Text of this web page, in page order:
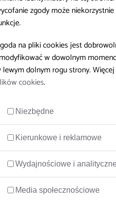
cyfrowej strony lub jej
cyfrowej strony lub jej
informacji w innej
której dotyczy żądanie,
informacji, jeśli
niezwłocznie, najpóźniej
formie nie jest możliwe,
zgody może
na pliki cookies jest
w dowolnym
lewym dolnym rogu strony.
cookies.
Niezbędne
Kierunkowe i reklamowe
Wydajnościowe i
Media społecznościowe